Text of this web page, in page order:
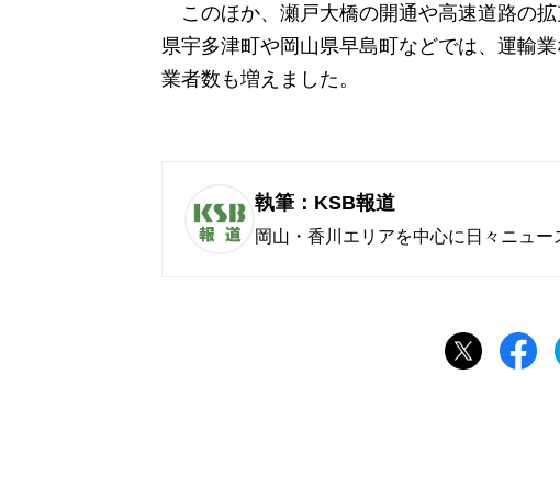
このほか、瀬戸大橋の開通や高速道路の
県宇多津町や岡山県早島町などでは、運輸
業者数も増えました。
執筆：KSB報道
岡山・香川エリアを中心に日々ニュー